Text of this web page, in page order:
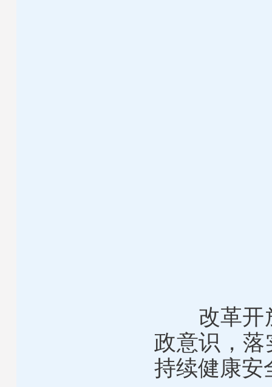
改革开
政意识，
持续健康安